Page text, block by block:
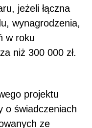
jeżeli łączna
wynagrodzenia,
w roku
niż 300 000 zł.
projektu
o świadczeniach
ze